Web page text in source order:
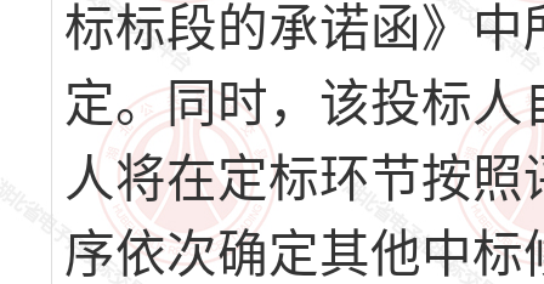
标标段的承诺函》
定。同时，该投标
人将在定标环节按
序依次确定其他中